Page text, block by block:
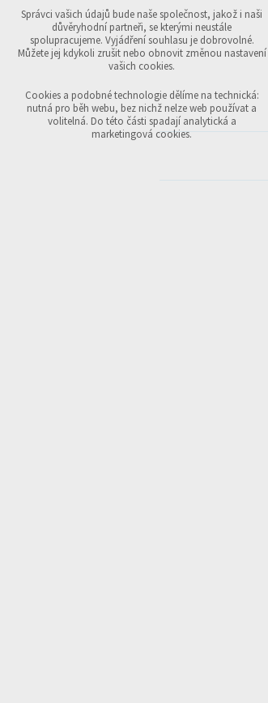
marketingová cookies (Google,Sklik)
Více informací o cookies na našem webu
Přijmout všechny cookies
Odmítnout vše
Správci vašich údajů bude naše společnost, jakož i naši
důvěryhodní partneři, se kterými neustále
spolupracujeme. Vyjádření souhlasu je dobrovolné.
Můžete jej kdykoli zrušit nebo obnovit změnou nastavení
vašich cookies.
Cookies a podobné technologie dělíme na technická:
nutná pro běh webu, bez nichž nelze web používat a
volitelná. Do této části spadají analytická a
marketingová cookies.